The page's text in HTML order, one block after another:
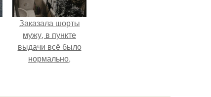
Заказала шорты
мужу, в пункте
выдачи всё было
нормально,
предвещало беды.